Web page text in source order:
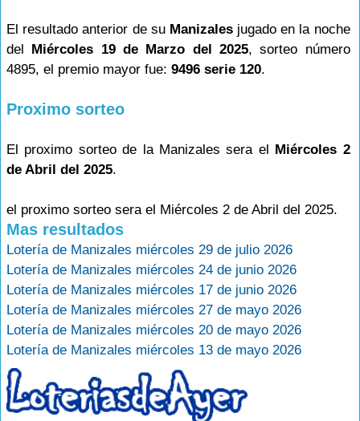
El resultado anterior de su Manizalesjugado en la noche
del Miércoles 19 de Marzo del 2025, sorteo número
4895, el premio mayor fue: 9496 serie 120.
Proximo sorteo
El proximo sorteo de la Manizales sera el Miércoles 2
de Abril del 2025.
el proximo sorteo sera el Miércoles 2 de Abril del 2025.
Mas resultados
Lotería de Manizales miércoles 29 de julio 2026
Lotería de Manizales miércoles 24 de junio 2026
Lotería de Manizales miércoles 17 de junio 2026
Lotería de Manizales miércoles 27 de mayo 2026
Lotería de Manizales miércoles 20 de mayo 2026
Lotería de Manizales miércoles 13 de mayo 2026